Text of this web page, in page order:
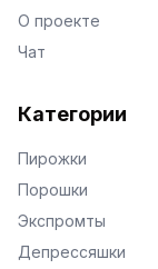
О проекте
Чат
Категории
Пирожки
Порошки
Экспромты
Депрессяшки